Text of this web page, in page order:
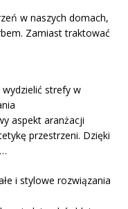
w naszych domach,
Zamiast traktować
wydzielić strefy w
aspekt aranżacji
przestrzeni. Dzięki
i stylowe rozwiązania